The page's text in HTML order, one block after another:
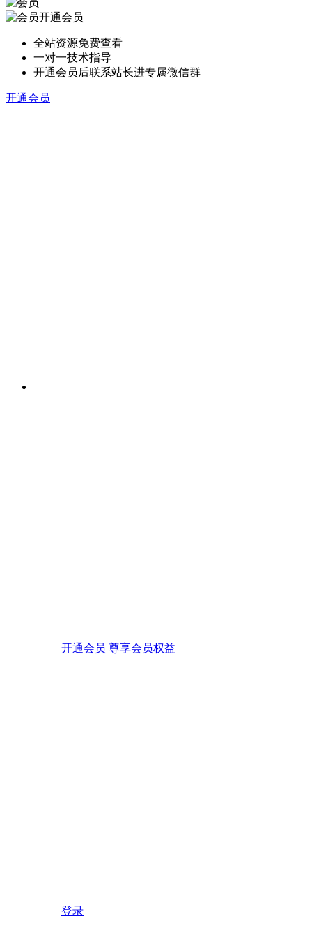
开通会员
全站资源免费查看
一对一技术指导
开通会员后联系站长进专属微信群
开通会员
开通会员 尊享会员权益
登录